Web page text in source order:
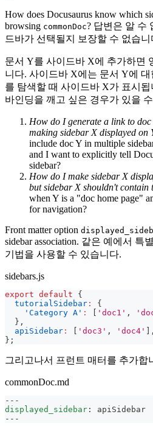
How does Docusaurus know which
browsing commonDoc? 답변은 알 수
드바가 선택될지 보장할 수 없습니
문서 Y를 사이드바 X에 추가하면
니다. 사이드바 X에는 문서 Y에
를 탐색할 때 사이드바 X가 표시
바인딩을 깨고 싶은 경우가 있을
How do I generate a link to
making sidebar X displayed on
include doc Y in multiple
and I want to explicitly tell
sidebar?
How do I make sidebar X
but sidebar X shouldn't contain
when Y is a "doc home page"
for navigation?
Front matter option
sidebar association. 같은 예에서 특
기법을 사용할 수 있습니다.
sidebars.js
export default
{
tutorialSidebar :
{
'Category A' : 'doc1' ,
} ,
apiSidebar : 'doc3' , 'doc4'
,
} ;
그리고나서 프런트 매터를 추가합
commonDoc.md
---
displayed_sidebar :
apiSidebar
---